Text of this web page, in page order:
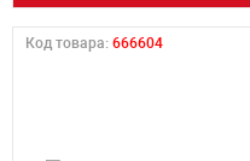
Код товара: 666604